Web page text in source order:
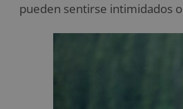
pueden sentirse intimidados